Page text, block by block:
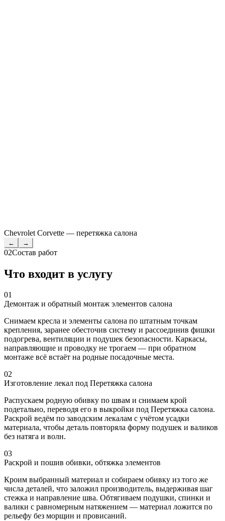
Chevrolet Corvette — перетяжка салона
← →
02Состав работ
Что входит в услугу
01
Демонтаж и обратный монтаж элементов салона
Снимаем кресла и элементы салона по штатным точкам
крепления, заранее обесточив систему и рассоединив фишки
подогрева, вентиляции и подушек безопасности. Каркасы,
направляющие и проводку не трогаем — при обратном
монтаже всё встаёт на родные посадочные места.
02
Изготовление лекал под Перетяжка салона
Распускаем родную обивку по швам и снимаем крой
подетально, переводя его в выкройки под Перетяжка салона.
Раскрой ведём по заводским лекалам с учётом усадки
материала, чтобы деталь повторяла форму подушек и валиков
без натяга и волн.
03
Раскрой и пошив обивки, обтяжка элементов
Кроим выбранный материал и собираем обивку из того же
числа деталей, что заложил производитель, выдерживая шаг
стежка и направление шва. Обтягиваем подушки, спинки и
валики с равномерным натяжением — материал ложится по
рельефу без морщин и провисаний.